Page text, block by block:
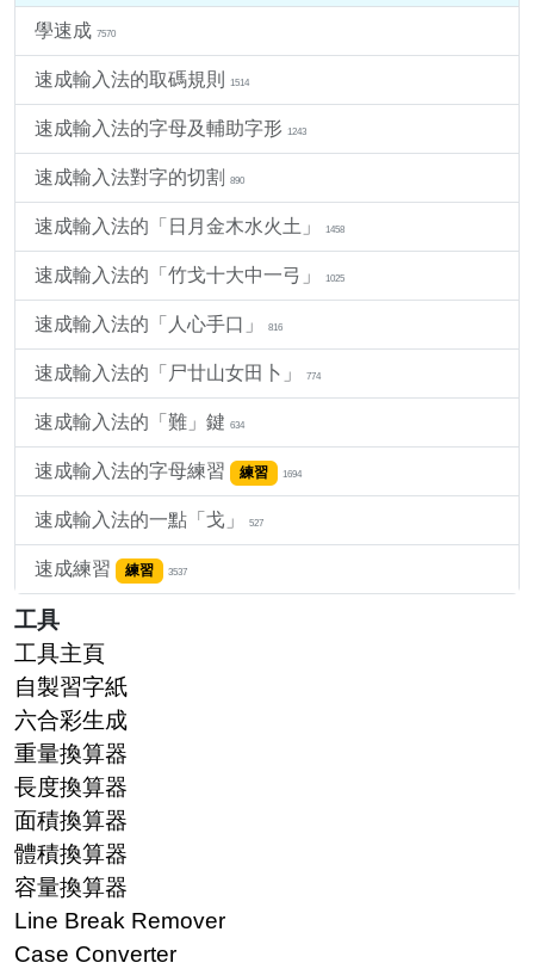
學速成 7570
速成輸入法的取碼規則 1514
速成輸入法的字母及輔助字形 1243
速成輸入法對字的切割 890
速成輸入法的「日月金木水火土」 1458
速成輸入法的「竹戈十大中一弓」 1025
速成輸入法的「人心手口」 816
速成輸入法的「尸廿山女田卜」 774
速成輸入法的「難」鍵 634
速成輸入法的字母練習 練習 1694
速成輸入法的一點「戈」 527
速成練習 練習 3537
工具
工具主頁
自製習字紙
六合彩生成
重量換算器
長度換算器
面積換算器
體積換算器
容量換算器
Line Break Remover
Case Converter